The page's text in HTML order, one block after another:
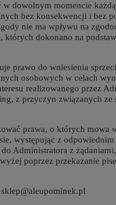
dowolnym momencie
bez konsekwencji i bez
nie ma wpływu na
których dokonano na
prawo do wniesienia
osobowych w celach
realizowanego przez
z przyczyn związanych ze
prawa, o których mowa
występując z odpowiednim
Administratora z
poprzez przekazanie